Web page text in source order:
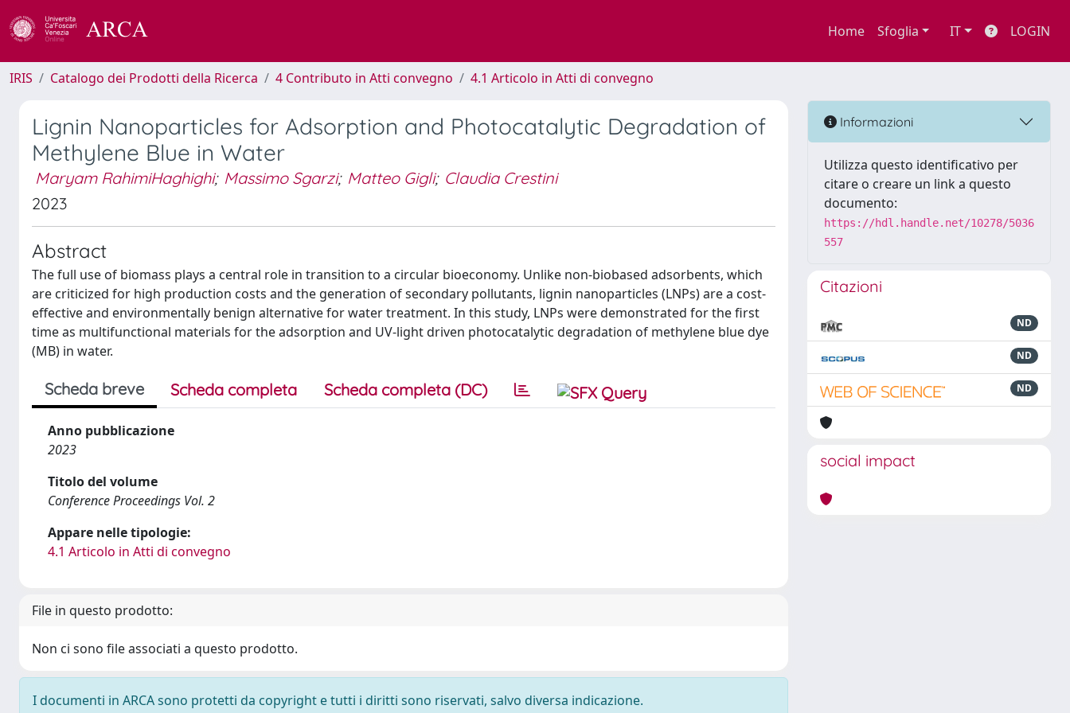
Home Sfoglia IT LOGIN
IRIS Catalogo dei Prodotti della Ricerca 4 Contributo in Atti convegno 4.1 Articolo in Atti di convegno
Lignin Nanoparticles for Adsorption and Photocatalytic Degradation of
Methylene Blue in Water
Maryam RahimiHaghighi; Massimo Sgarzi; Matteo Gigli; Claudia Crestini
2023
Abstract
The full use of biomass plays a central role in transition to a circular bioeconomy. Unlike non-biobased adsorbents, which
are criticized for high production costs and the generation of secondary pollutants, lignin nanoparticles (LNPs) are a cost-
effective and environmentally benign alternative for water treatment. In this study, LNPs were demonstrated for the first
time as multifunctional materials for the adsorption and UV-light driven photocatalytic degradation of methylene blue dye
(MB) in water.
Scheda breve Scheda completa Scheda completa (DC)
Anno pubblicazione
2023
Titolo del volume
Conference Proceedings Vol. 2
Appare nelle tipologie:
4.1 Articolo in Atti di convegno
File in questo prodotto:
Non ci sono file associati a questo prodotto.
I documenti in ARCA sono protetti da copyright e tutti i diritti sono riservati, salvo diversa indicazione.
Informazioni
Utilizza questo identificativo per
citare o creare un link a questo
documento:
https://hdl.handle.net/10278/5036
557
Citazioni
ND
ND
ND
social impact